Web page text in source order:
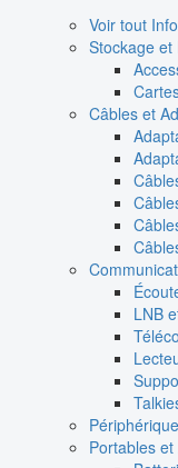
Voir tout
Stockage et
Câbles et
LNB
Portables